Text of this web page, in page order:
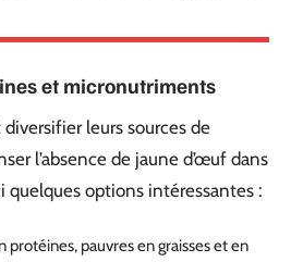
et micronutriments
leurs sources de
l’absence de jaune d’œuf dans
quelques options intéressantes :
protéines, pauvres en graisses et en